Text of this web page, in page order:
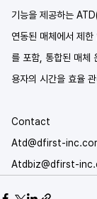
기능을 제공하는
연동된 매체에서 제
를 포함, 통합된 매체
용자의 시간을 효율
Contact
Atd@dfirst-
Atdbiz@dfirst-